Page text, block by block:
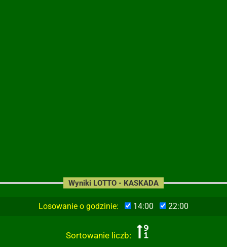
Losowanie o godzinie: 14:00 22:00
Sortowanie liczb:
Wyniki LOTTO - KASKADA